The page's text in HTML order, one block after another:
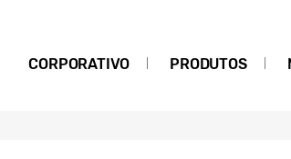
CORPORATIVO PRODUTOS